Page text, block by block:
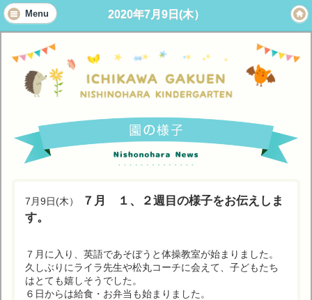
Menu 2020年7月9日(木）
7月9日(木）
７月 １、２週目の様子をお伝えしま
す。
７月に入り、英語であそぼうと体操教室が始まりました。
久しぶりにライラ先生や松丸コーチに会えて、子どもたち
はとても嬉しそうでした。
６日からは給食・お弁当も始まりました。